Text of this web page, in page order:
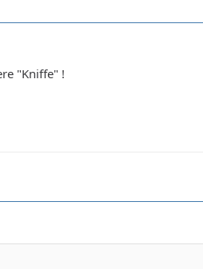
"Kniffe" !